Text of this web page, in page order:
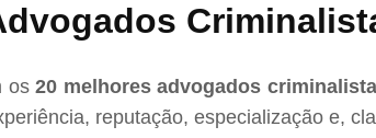
os20 melhores advogados
reputação, especialização e,